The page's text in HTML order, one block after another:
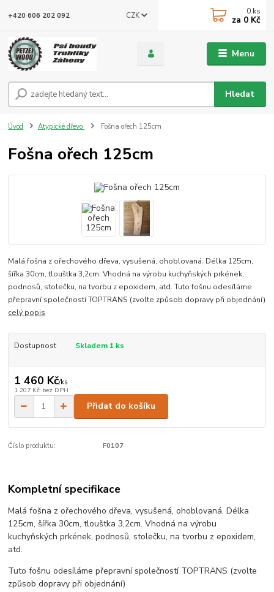
Menu
CZK
Hledat
+420 606 202 092 0 ks
za 0 Kč
Úvod Atypické dřevo Fošna ořech 125cm
Fošna ořech 125cm
Malá fošna z ořechového dřeva, vysušená, ohoblovaná. Délka 125cm,
šířka 30cm, tlouštka 3,2cm. Vhodná na výrobu kuchyňských prkének,
podnosů, stolečku, na tvorbu z epoxidem, atd. Tuto fošnu odesíláme
přepravní společností TOPTRANS (zvolte způsob dopravy při objednání)
celý popis
Dostupnost Skladem 1 ks
1 460 Kč/ks
1 207 Kč bez DPH
Přidat do košíku
Číslo produktu: F0107
Kompletní specifikace
Malá fošna z ořechového dřeva, vysušená, ohoblovaná. Délka
125cm, šířka 30cm, tlouštka 3,2cm. Vhodná na výrobu
kuchyňských prkének, podnosů, stolečku, na tvorbu z epoxidem,
atd.
Tuto fošnu odesíláme přepravní společností TOPTRANS (zvolte
způsob dopravy při objednání)